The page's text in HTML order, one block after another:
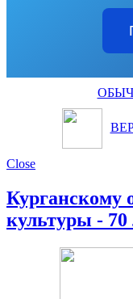
Close
Курганскому
культуры - 70